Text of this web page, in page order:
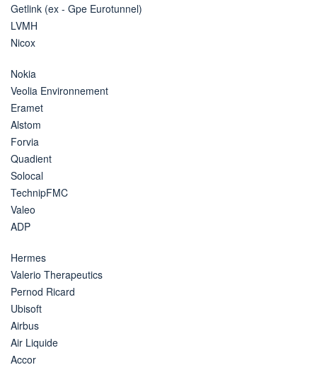
Getlink (ex - Gpe Eurotunnel)
LVMH
Nicox
Nokia
Veolia Environnement
Eramet
Alstom
Forvia
Quadient
Solocal
TechnipFMC
Valeo
ADP
Hermes
Valerio Therapeutics
Pernod Ricard
Ubisoft
Airbus
Air Liquide
Accor